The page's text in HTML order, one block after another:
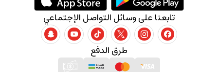
طرق الدفع
تابعنا على وسائل التواصل الإجتماعي